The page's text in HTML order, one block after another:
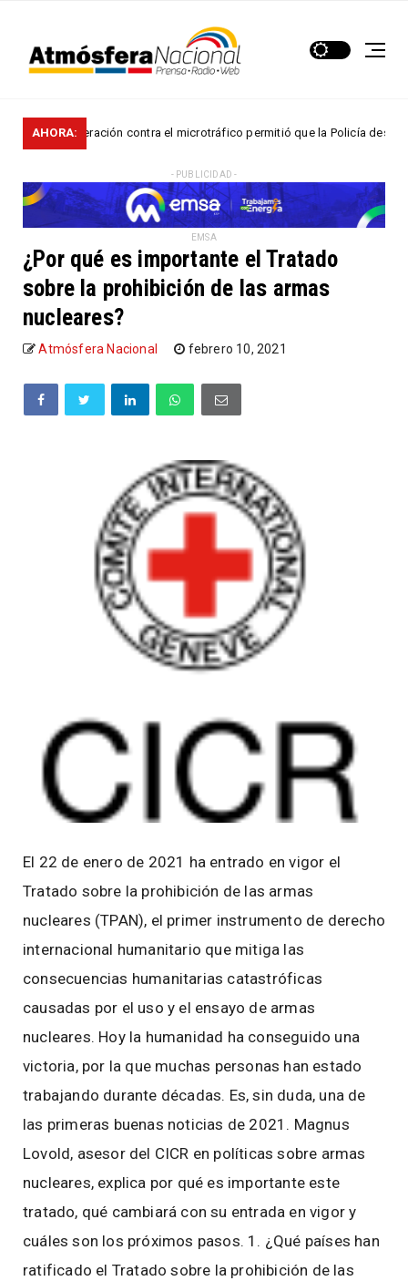
AHORA:
contra el microtráfico permitió que la Policía desarticulara el grupo
- PUBLICIDAD -
EMSA
¿Por qué es importante el Tratado
sobre la prohibición de las armas
nucleares?
Atmósfera Nacional febrero 10, 2021
El 22 de enero de 2021 ha entrado en vigor el
Tratado sobre la prohibición de las armas
nucleares (TPAN), el primer instrumento de derecho
internacional humanitario que mitiga las
consecuencias humanitarias catastróficas
causadas por el uso y el ensayo de armas
nucleares. Hoy la humanidad ha conseguido una
victoria, por la que muchas personas han estado
trabajando durante décadas. Es, sin duda, una de
las primeras buenas noticias de 2021. Magnus
Lovold, asesor del CICR en políticas sobre armas
nucleares, explica por qué es importante este
tratado, qué cambiará con su entrada en vigor y
cuáles son los próximos pasos. 1. ¿Qué países han
ratificado el Tratado sobre la prohibición de las